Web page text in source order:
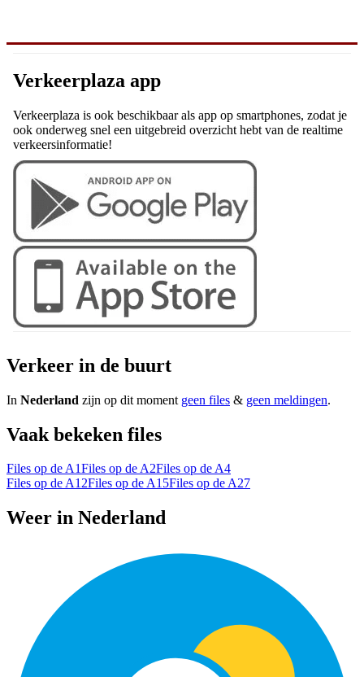
Verkeerplaza app
Verkeerplaza is ook beschikbaar als app op smartphones, zodat je
ook onderweg snel een uitgebreid overzicht hebt van de realtime
verkeersinformatie!
Verkeer in de buurt
In Nederland zijn op dit moment geen files & geen meldingen.
Vaak bekeken files
Files op de A1Files op de A2Files op de A4
Files op de A12Files op de A15Files op de A27
Weer in Nederland